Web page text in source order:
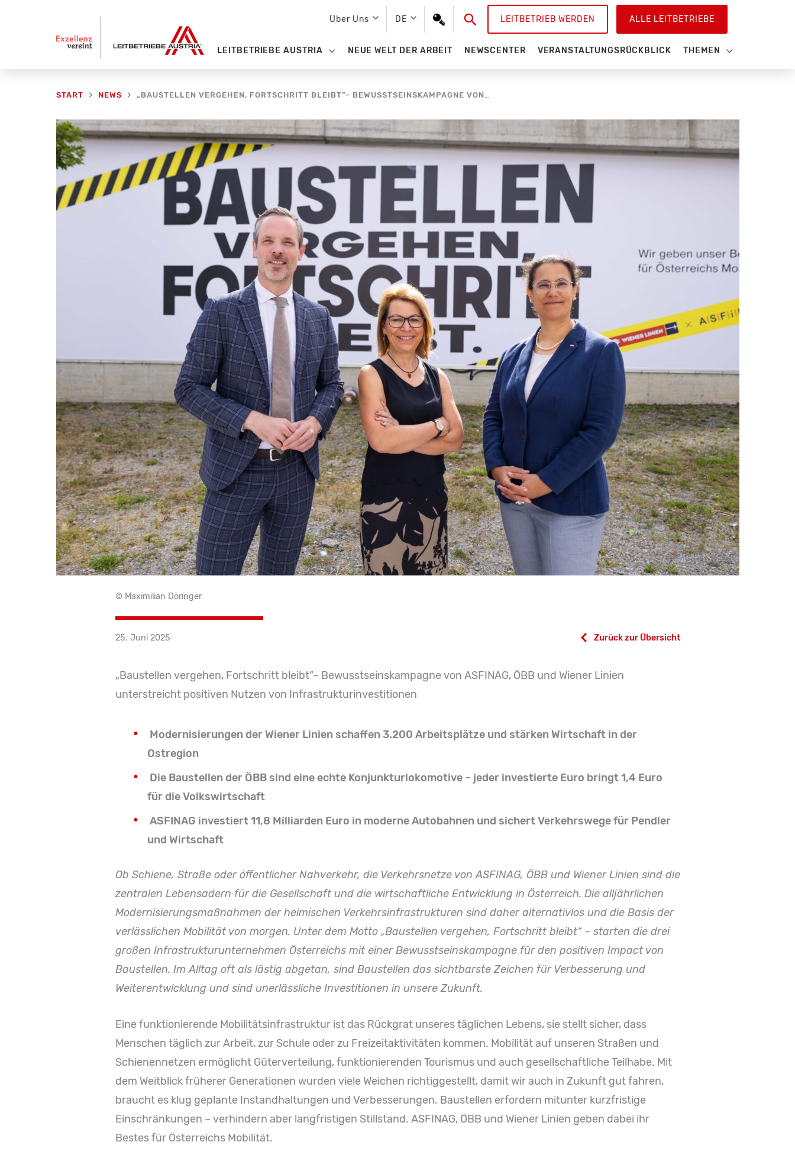
Über Uns DE SuchenLEITBETRIEB WERDEN ALLE LEITBETRIEBE
LEITBETRIEBE AUSTRIA NEUE WELT DER ARBEIT NEWSCENTER VERANSTALTUNGSRÜCKBLICK THEMEN
START NEWS
© Maximilian Döringer
25. Juni 2025 Zurück zur Übersicht
„Baustellen vergehen, Fortschritt bleibt”– Bewusstseinskampagne von ASFINAG, ÖBB und Wiener Linien
unterstreicht positiven Nutzen von Infrastrukturinvestitionen
Modernisierungen der Wiener Linien schaffen 3.200 Arbeitsplätze und stärken Wirtschaft in der
Ostregion
Die Baustellen der ÖBB sind eine echte Konjunkturlokomotive – jeder investierte Euro bringt 1,4 Euro
für die Volkswirtschaft
ASFINAG investiert 11,8 Milliarden Euro in moderne Autobahnen und sichert Verkehrswege für Pendler
und Wirtschaft
Ob Schiene, Straße oder öffentlicher Nahverkehr, die Verkehrsnetze von ASFINAG, ÖBB und Wiener Linien sind die
zentralen Lebensadern für die Gesellschaft und die wirtschaftliche Entwicklung in Österreich. Die alljährlichen
Modernisierungsmaßnahmen der heimischen Verkehrsinfrastrukturen sind daher alternativlos und die Basis der
verlässlichen Mobilität von morgen. Unter dem Motto „Baustellen vergehen, Fortschritt bleibt“ – starten die drei
großen Infrastrukturunternehmen Österreichs mit einer Bewusstseinskampagne für den positiven Impact von
Baustellen. Im Alltag oft als lästig abgetan, sind Baustellen das sichtbarste Zeichen für Verbesserung und
Weiterentwicklung und sind unerlässliche Investitionen in unsere Zukunft.
Eine funktionierende Mobilitätsinfrastruktur ist das Rückgrat unseres täglichen Lebens, sie stellt sicher, dass
Menschen täglich zur Arbeit, zur Schule oder zu Freizeitaktivitäten kommen. Mobilität auf unseren Straßen und
Schienennetzen ermöglicht Güterverteilung, funktionierenden Tourismus und auch gesellschaftliche Teilhabe. Mit
dem Weitblick früherer Generationen wurden viele Weichen richtiggestellt, damit wir auch in Zukunft gut fahren,
braucht es klug geplante Instandhaltungen und Verbesserungen. Baustellen erfordern mitunter kurzfristige
Einschränkungen – verhindern aber langfristigen Stillstand. ASFINAG, ÖBB und Wiener Linien geben dabei ihr
Bestes für Österreichs Mobilität.